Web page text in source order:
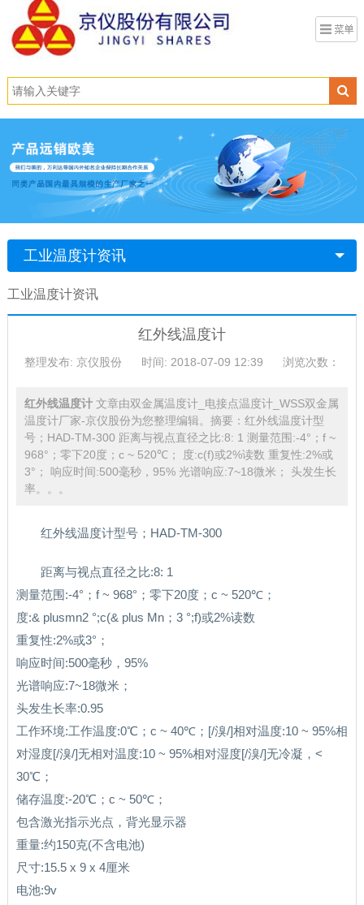
工业温度计资讯
工业温度计资讯
红外线温度计
整理发布: 京仪股份 时间: 2018-07-09 12:39 浏览次数：
红外线温度计 文章由双金属温度计_电接点温度计_WSS双金属
温度计厂家-京仪股份为您整理编辑。摘要：红外线温度计型
号；HAD-TM-300 距离与视点直径之比:8: 1 测量范围:-4°；f ~
968°；零下20度；c ~ 520℃； 度:c(f)或2%读数 重复性:2%或
3°； 响应时间:500毫秒，95% 光谱响应:7~18微米； 头发生长
率。。。
红外线温度计型号；HAD-TM-300
距离与视点直径之比:8: 1
测量范围:-4°；f ~ 968°；零下20度；c ~ 520℃；
度:& plusmn2 °;c(& plus Mn；3 °;f)或2%读数
重复性:2%或3°；
响应时间:500毫秒，95%
光谱响应:7~18微米；
头发生长率:0.95
工作环境:工作温度:0℃；c ~ 40℃；[/溴/]相对温度:10 ~ 95%相
对湿度[/溴/]无相对温度:10 ~ 95%相对湿度[/溴/]无冷凝，<
30℃；
储存温度:-20℃；c ~ 50℃；
包含激光指示光点，背光显示器
重量:约150克(不含电池)
尺寸:15.5 x 9 x 4厘米
电池:9v